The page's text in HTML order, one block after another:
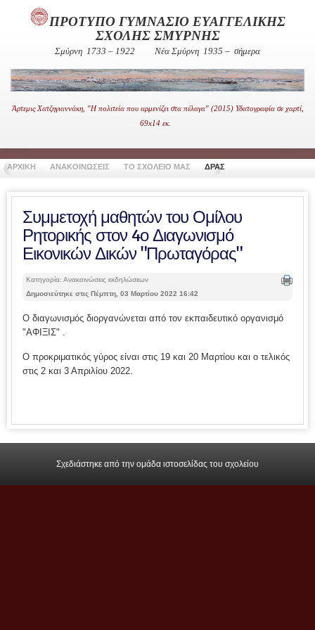
ΠΡΟΤΥΠΟ ΓΥΜΝΑΣΙΟ ΕΥΑΓΓΕΛΙΚΗΣ
ΣΧΟΛΗΣ ΣΜΥΡΝΗΣ
Σμύρνη 1733 – 1922 Νέα Σμύρνη 1935 – σήμερα
Άρτεμις Χατζηγιαννάκη, "Η πολιτεία που αρμενίζει στα πέλαγα" (2015) Υδατογραφία σε χαρτί,
69x14 εκ.
ΑΡΧΙΚΗ ΑΝΑΚΟΙΝΩΣΕΙΣ ΤΟ ΣΧΟΛΕΙΟ ΜΑΣ ΔΡΑΣΤΗΡΙΟΤΗΤΕΣ
Συμμετοχή μαθητών του Ομίλου
Ρητορικής στον 4ο Διαγωνισμό
Εικονικών Δικών "Πρωταγόρας"
Κατηγορία: Ανακοινώσεις εκδηλώσεων
Δημοσιεύτηκε στις Πέμπτη, 03 Μαρτίου 2022 16:42
Ο διαγωνισμός διοργανώνεται από τον εκπαιδευτικό οργανισμό
"ΑΦΙΞΙΣ" .
Ο προκριματικός γύρος είναι στις 19 και 20 Μαρτίου και ο τελικός
στις 2 και 3 Απριλίου 2022.
Σχεδιάστηκε από την ομάδα ιστοσελίδας του σχολείου